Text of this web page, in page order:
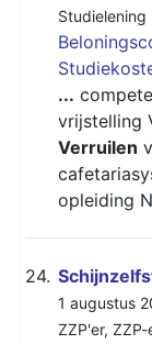
Studielening
...
vrijstelling
Verruilen
opleiding
24.
1 augustus
ZZP'er, ZZP-